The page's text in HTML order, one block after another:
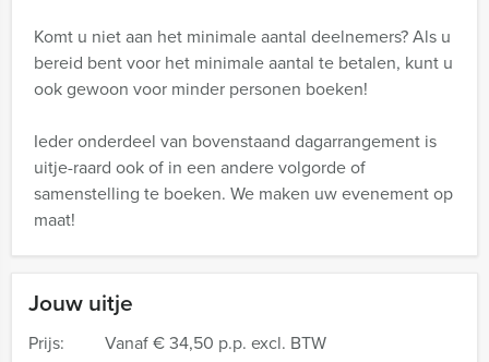
Jouw uitje
Prijs: Vanaf€ 34,50 p.p. excl. BTW
Komt u niet aan het minimale aantal deelnemers? Als u
bereid bent voor het minimale aantal te betalen, kunt u
ook gewoon voor minder personen boeken!
Ieder onderdeel van bovenstaand dagarrangement is
uitje-raard ook of in een andere volgorde of
samenstelling te boeken. We maken uw evenement op
maat!